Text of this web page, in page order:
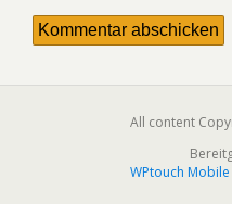
All content
WPtouch